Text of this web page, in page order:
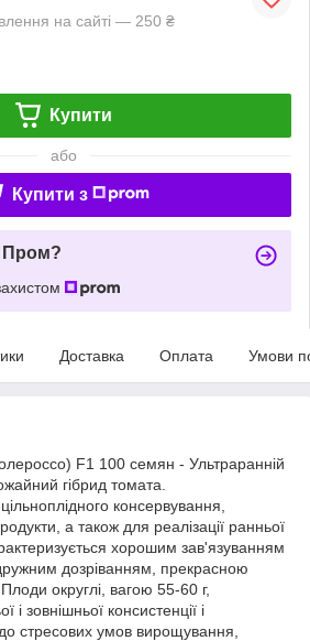
на сайті — 250 ₴
Купити
або
Купити з
Пром?
Доставка Оплата Умови
F1 100 семян - Ультраранній
гібрид томата.
консервування,
а також для реалізації ранньої
хорошим зав'язуванням
дозріванням, прекрасною
округлі, вагою 55-60 г,
і зовнішньої консистенції і
стресових умов вирощування,